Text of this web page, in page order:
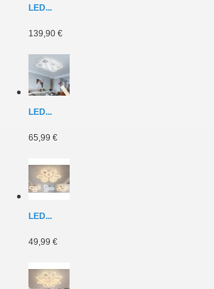
LED...
139,90 €
LED...
65,99 €
LED...
49,99 €